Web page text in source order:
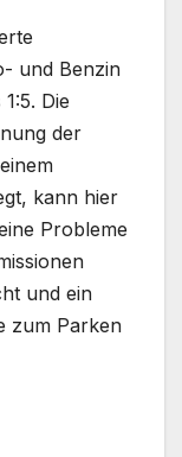
und Benzin
Die
der
kann hier
Probleme
und ein
zum Parken